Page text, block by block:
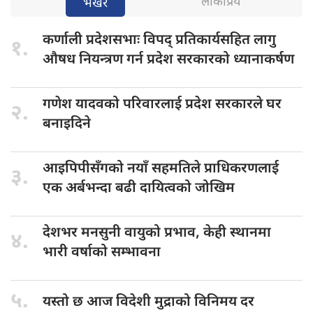
भर्खरै
१. कर्णाली प्रदेशसभाःविपद् प्रतिकार्यसहित लागु
औषध नियन्त्रण गर्न प्रदेश सरकारको ध्यानाकर्षण
२. गणेश यादवकोपरिवारलाई प्रदेश सरकारले घर
बनाइदिने
३. आइपिपीसँगको नयाँसहमतिले प्राधिकरणलाई
एक अर्बभन्दा बढी दायित्वको जोखिम
४. देशभर मनसुनीवायुको प्रभाव, केही स्थानमा
भारी वर्षाको सम्भावना
५. यस्तो छआज विदेशी मुद्राको विनिमय दर